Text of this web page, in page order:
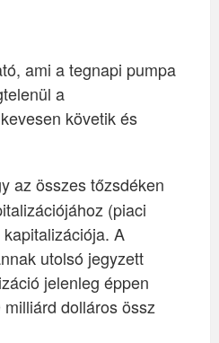
ami a tegnapi pumpa
a
követik és
az összes tőzsdéken
(piaci
A
utolsó jegyzett
jelenleg éppen
dolláros össz